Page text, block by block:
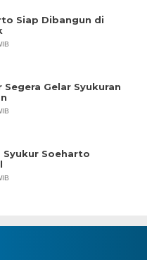
Siap Dibangun di
Segera Gelar Syukuran
Syukur Soeharto